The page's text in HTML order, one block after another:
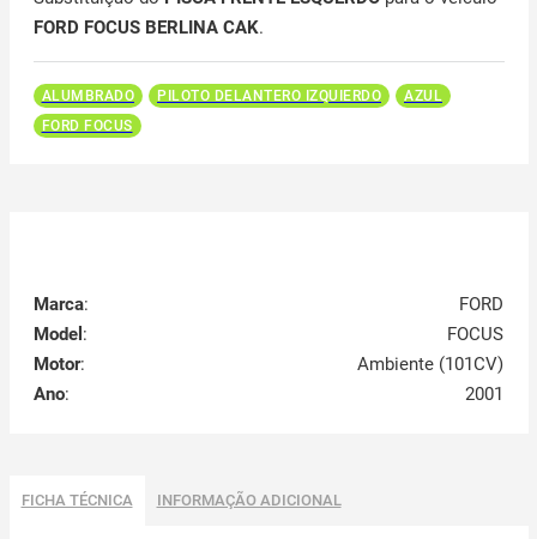
FORD FOCUS BERLINA CAK.
ALUMBRADO PILOTO DELANTERO IZQUIERDO
AZUL
FORD FOCUS
Marca:
FORD
Model :
FOCUS
Motor:
Ambiente (101CV)
Ano: 2001
FICHA TÉCNICA INFORMAÇÃO ADICIONAL